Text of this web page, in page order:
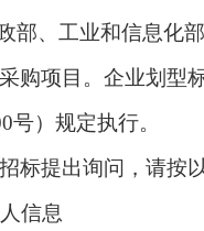
部、工业和信息化
购项目。企业划型
号）规定执行。
标提出询问，请按
信息